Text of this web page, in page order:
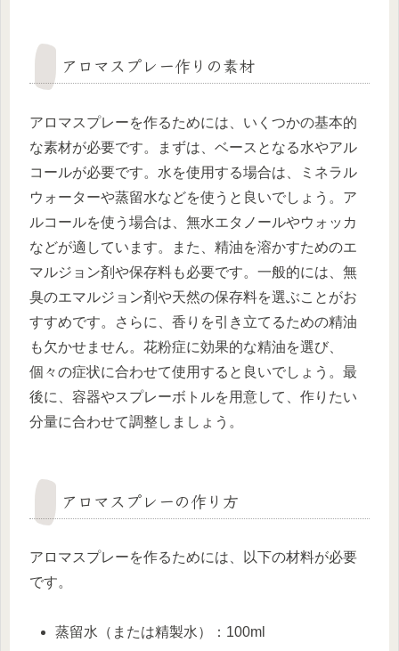
アロマスプレー作りの素材
アロマスプレーを作るためには、いくつかの基本的
な素材が必要です。まずは、ベースとなる水やアル
コールが必要です。水を使用する場合は、ミネラル
ウォーターや蒸留水などを使うと良いでしょう。ア
ルコールを使う場合は、無水エタノールやウォッカ
などが適しています。また、精油を溶かすためのエ
マルジョン剤や保存料も必要です。一般的には、無
臭のエマルジョン剤や天然の保存料を選ぶことがお
すすめです。さらに、香りを引き立てるための精油
も欠かせません。花粉症に効果的な精油を選び、
個々の症状に合わせて使用すると良いでしょう。最
後に、容器やスプレーボトルを用意して、作りたい
分量に合わせて調整しましょう。
アロマスプレーの作り方
アロマスプレーを作るためには、以下の材料が必要
です。
蒸留水（または精製水）：100ml